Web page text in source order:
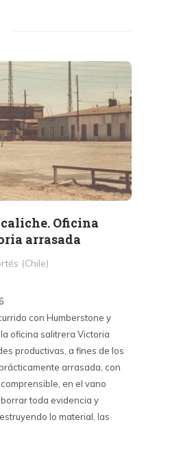
Oficina
arrasada
(Chile)
con Humberstone y
oficina salitrera Victoria
productivas, a fines de los
arrasada, con
en el vano
toda evidencia y
lo material, las